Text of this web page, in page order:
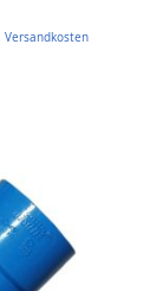
Versandkosten